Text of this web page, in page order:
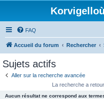
FAQ
Accueil du forum Rechercher
Sujets actifs
Aller sur la recherche avancée
La recherche a
Aucun résultat ne correspond aux